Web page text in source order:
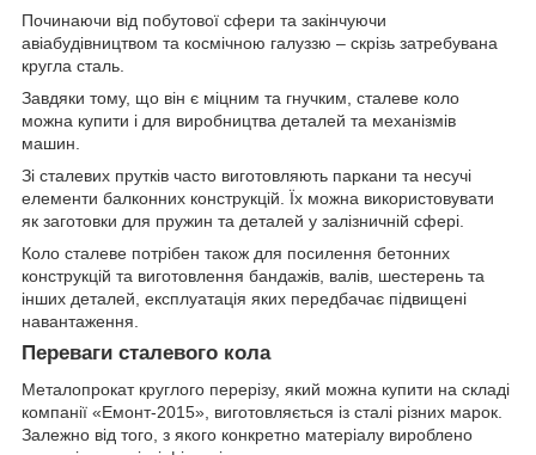
Починаючи від побутової сфери та закінчуючи
авіабудівництвом та космічною галуззю – скрізь затребувана
кругла сталь.
Завдяки тому, що він є міцним та гнучким, сталеве коло
можна купити і для виробництва деталей та механізмів
машин.
Зі сталевих прутків часто виготовляють паркани та несучі
елементи балконних конструкцій. Їх можна використовувати
як заготовки для пружин та деталей у залізничній сфері.
Коло сталеве потрібен також для посилення бетонних
конструкцій та виготовлення бандажів, валів, шестерень та
інших деталей, експлуатація яких передбачає підвищені
навантаження.
Переваги сталевого кола
Металопрокат круглого перерізу, який можна купити на складі
компанії «Емонт-2015», виготовляється із сталі різних марок.
Залежно від того, з якого конкретно матеріалу вироблено